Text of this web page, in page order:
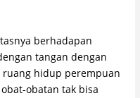
berhadapan
tangan dengan
ruang hidup perempuan
obatan tak bisa